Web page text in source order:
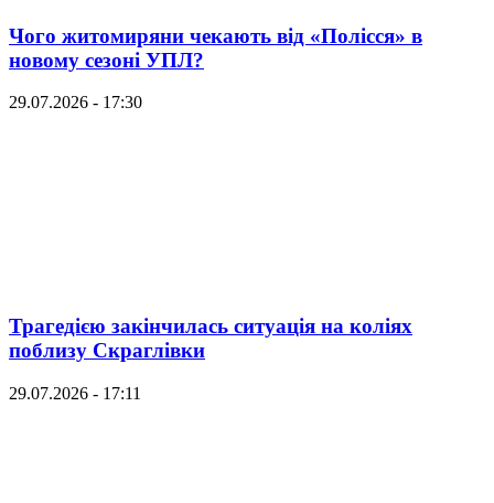
Чого житомиряни чекають від «Полісся» в
новому сезоні УПЛ?
29.07.2026 - 17:30
Трагедією закінчилась ситуація на коліях
поблизу Скраглівки
29.07.2026 - 17:11